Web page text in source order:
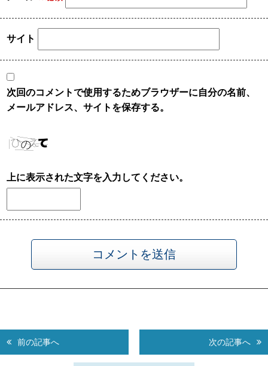
サイト
次回のコメントで使用するためブラウザーに自分の名前、
メールアドレス、サイトを保存する。
上に表示された文字を入力してください。
前の記事へ 次の記事へ